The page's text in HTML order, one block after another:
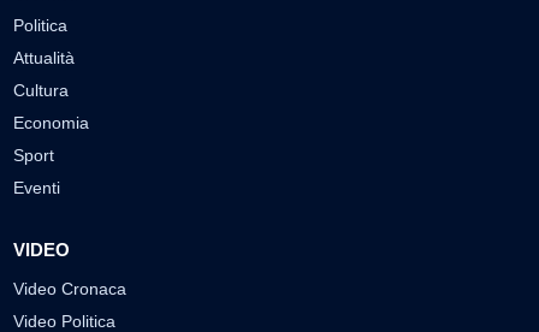
Politica
Attualità
Cultura
Economia
Sport
Eventi
VIDEO
Video Cronaca
Video Politica